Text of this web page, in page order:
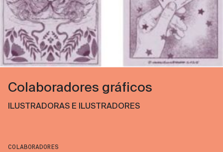
Colaboradores gráficos
ILUSTRADORAS E ILUSTRADORES
COLABORADORES